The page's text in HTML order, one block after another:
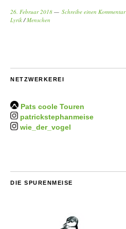
26. Februar 2018
Schreibe einen Kommentar
Lyrik /Menschen
NETZWERKEREI
Pats coole Touren
patrickstephanmeise
wie_der_vogel
DIE SPURENMEISE